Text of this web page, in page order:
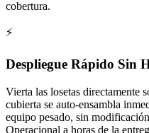
cobertura.
⚡
Despliegue Rápido Sin
Vierta las losetas
cubierta se auto-ensambla
equipo pesado, sin
Operacional a horas de la